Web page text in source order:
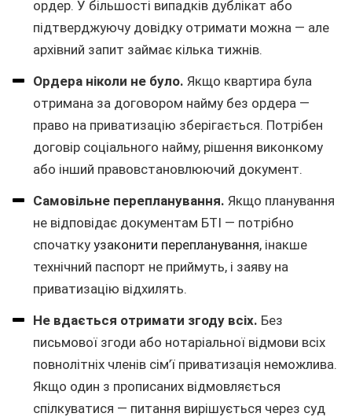
ордер. У більшості випадків дублікат або
підтверджуючу довідку отримати можна — але
архівний запит займає кілька тижнів.
Ордера ніколи не було. Якщо квартира була
отримана за договором найму без ордера —
право на приватизацію зберігається. Потрібен
договір соціального найму, рішення виконкому
або інший правовстановлюючий документ.
Самовільне перепланування. Якщо планування
не відповідає документам БТІ — потрібно
спочатку узаконити перепланування, інакше
технічний паспорт не приймуть, і заяву на
приватизацію відхилять.
Не вдається отримати згоду всіх. Без
письмової згоди або нотаріальної відмови всіх
повнолітніх членів сім’ї приватизація неможлива.
Якщо один з прописаних відмовляється
спілкуватися — питання вирішується через суд